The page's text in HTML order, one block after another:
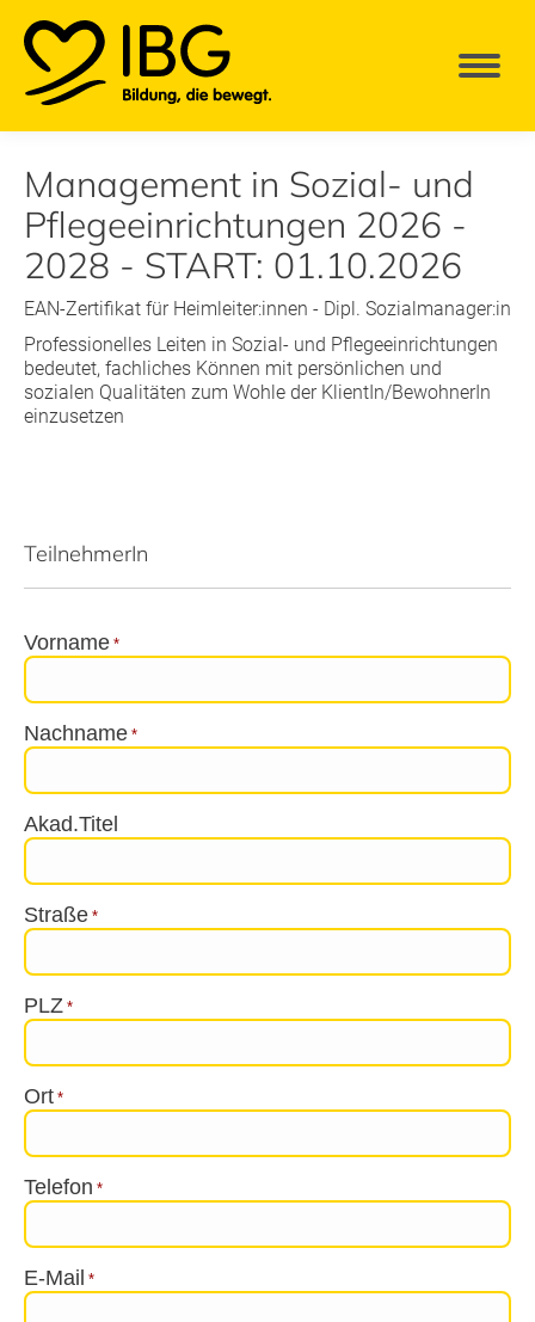
Management in Sozial- und
Pflegeeinrichtungen 2026 -
2028 - START: 01.10.2026
EAN-Zertifikat für Heimleiter:innen - Dipl. Sozialmanager:in
Professionelles Leiten in Sozial- und Pflegeeinrichtungen
bedeutet, fachliches Können mit persönlichen und
sozialen Qualitäten zum Wohle der KlientIn/BewohnerIn
einzusetzen
TeilnehmerIn
Vorname *
Nachname *
Akad.Titel
Straße *
PLZ *
Ort *
Telefon *
E-Mail *